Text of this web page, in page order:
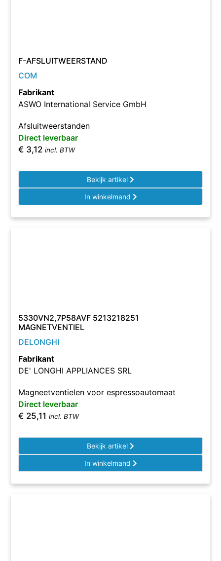
F-AFSLUITWEERSTAND
COM
Fabrikant
ASWO International Service GmbH
Afsluitweerstanden
Direct leverbaar
€ 3,12 incl. BTW
Bekijk artikel
In winkelmand
5330VN2,7P58AVF 5213218251
MAGNETVENTIEL
DELONGHI
Fabrikant
DE' LONGHI APPLIANCES SRL
Magneetventielen voor espressoautomaat
Direct leverbaar
€ 25,11 incl. BTW
Bekijk artikel
In winkelmand